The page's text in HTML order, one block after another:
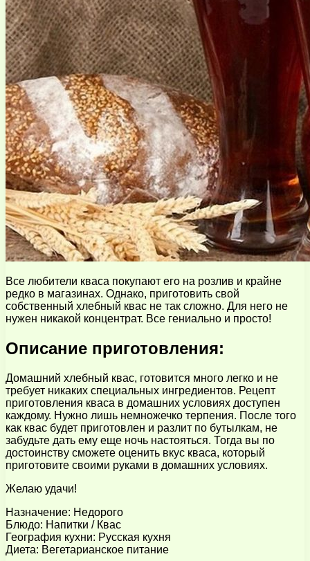
Все любители кваса покупают его на розлив и крайне
редко в магазинах. Однако, приготовить свой
собственный хлебный квас не так сложно. Для него не
нужен никакой концентрат. Все гениально и просто!
Описание приготовления:
Домашний хлебный квас, готовится много легко и не
требует никаких специальных ингредиентов. Рецепт
приготовления кваса в домашних условиях доступен
каждому. Нужно лишь немножечко терпения. После того
как квас будет приготовлен и разлит по бутылкам, не
забудьте дать ему еще ночь настояться. Тогда вы по
достоинству сможете оценить вкус кваса, который
приготовите своими руками в домашних условиях.
Желаю удачи!
Назначение: Недорого
Блюдо: Напитки / Квас
География кухни: Русская кухня
Диета: Вегетарианское питание